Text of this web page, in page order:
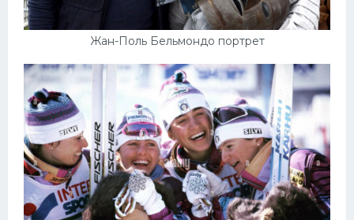
Жан-Поль Бельмондо портрет